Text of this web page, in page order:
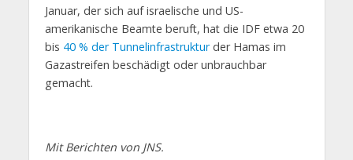
Januar, der sich auf israelische und US-
amerikanische Beamte beruft, hat die IDF etwa 20
bis 40 % der Tunnelinfrastrukturder Hamas im
Gazastreifen beschädigt oder unbrauchbar
gemacht.
Mit Berichten von JNS.